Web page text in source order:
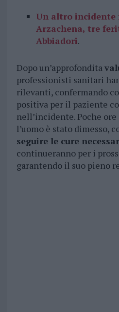
Un altro incidente
Arzachena, tre
Abbiadori.
Dopo un’approfondita
professionisti sanitari
rilevanti, confermando
positiva per il paziente
nell’incidente. Poche
l’uomo è stato dimesso,
seguire le cure
continueranno per i
garantendo il suo pieno